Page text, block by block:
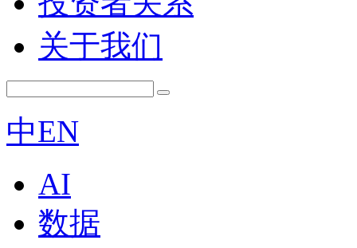
关于我们
中EN
AI
数据